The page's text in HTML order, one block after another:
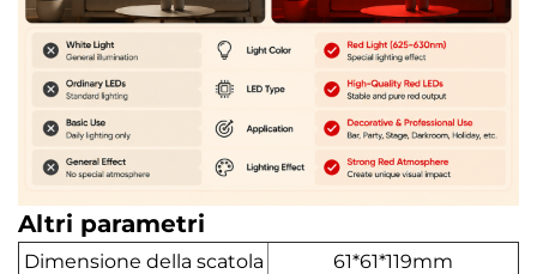
Altri parametri
Dimensione della scatola
61*61*119mm